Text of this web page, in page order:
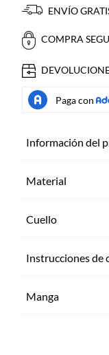
ENVÍO
COMPRA
Información del
Material
Cuello
Instrucciones de
Manga